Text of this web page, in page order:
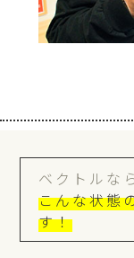
ベクトルな
こんな状態
す！